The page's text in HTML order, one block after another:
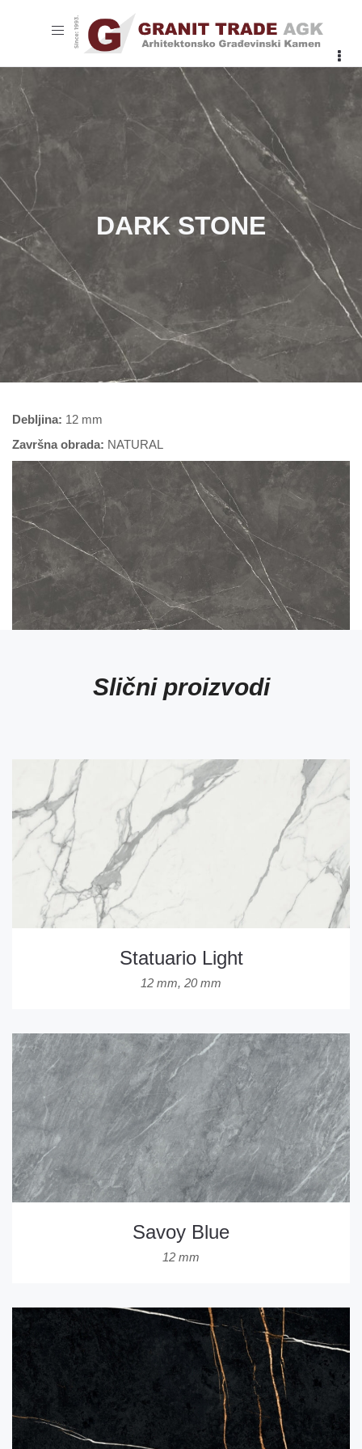
Toggle
navigation
DARK STONE
Debljina: 12 mm
Završna obrada: NATURAL
Slični proizvodi
Statuario Light
12 mm, 20 mm
Savoy Blue
12 mm